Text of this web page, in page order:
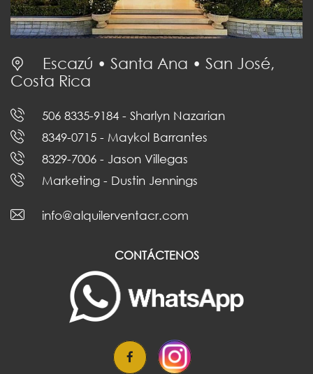
Escazú • Santa Ana • San José,
Costa Rica
506 8335-9184 - Sharlyn Nazarian
8349-0715 - Maykol Barrantes
8329-7006 - Jason Villegas
Marketing - Dustin Jennings
info@alquilerventacr.com
CONTÁCTENOS